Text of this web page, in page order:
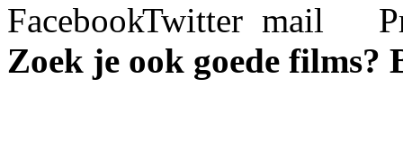
Zoek je ook goede films?